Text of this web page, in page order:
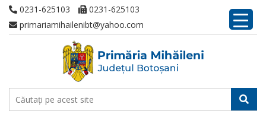
0231-625103
0231-625103
primariamihailenibt@yahoo.com